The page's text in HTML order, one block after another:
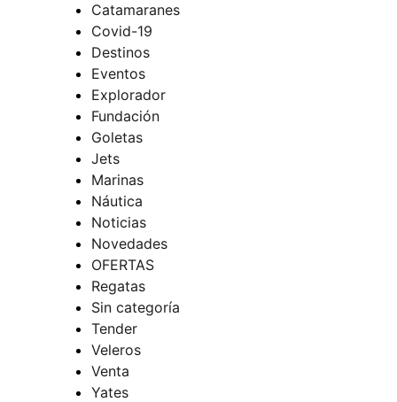
Catamaranes
Covid-19
Destinos
Eventos
Explorador
Fundación
Goletas
Jets
Marinas
Náutica
Noticias
Novedades
OFERTAS
Regatas
Sin categoría
Tender
Veleros
Venta
Yates